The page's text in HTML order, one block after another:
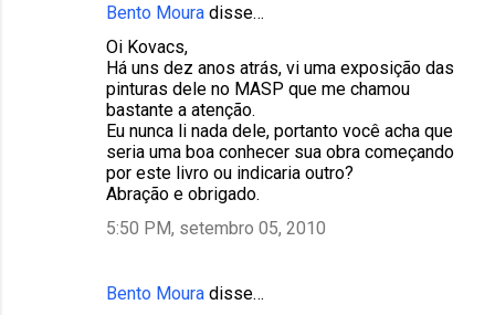
Bento Moura disse…
Oi Kovacs,
Há uns dez anos atrás, vi uma exposição das
pinturas dele no MASP que me chamou
bastante a atenção.
Eu nunca li nada dele, portanto você acha que
seria uma boa conhecer sua obra começando
por este livro ou indicaria outro?
Abração e obrigado.
5:50 PM, setembro 05, 2010
Bento Moura disse…